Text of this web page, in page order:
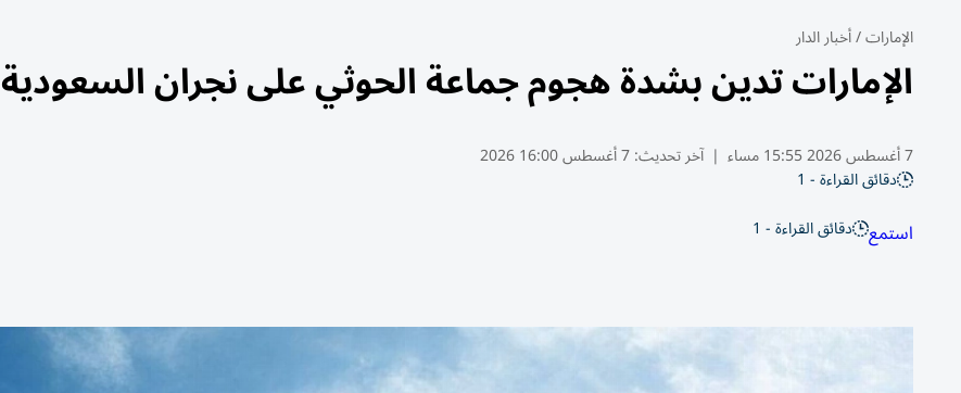
الإمارات/أخبار الدار
الإمارات تدين بشدة هجوم جماعة الحوثي على نجران السعودية
7 أغسطس 2026 15:55 مساء | آخر تحديث:7 أغسطس 16:00 2026
دقائق القراءة - 1
استمع دقائق القراءة - 1